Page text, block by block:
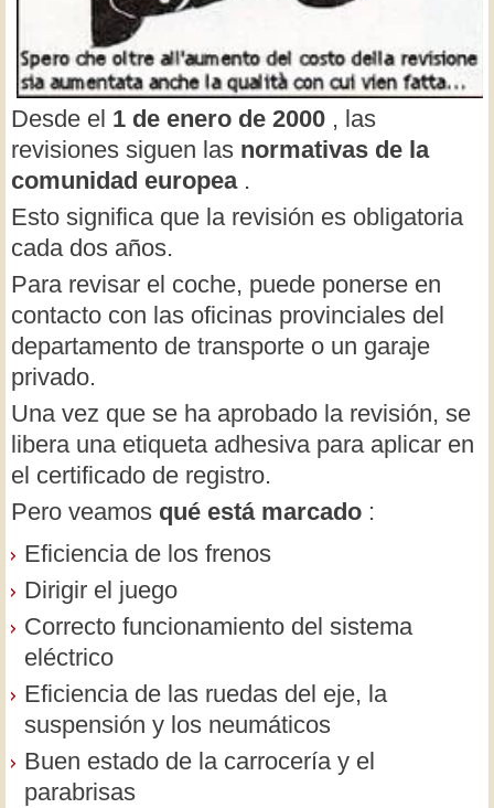
Desde el 1 de enero de 2000 , las
revisiones siguen las normativas de la
comunidad europea .
Esto significa que la revisión es obligatoria
cada dos años.
Para revisar el coche, puede ponerse en
contacto con las oficinas provinciales del
departamento de transporte o un garaje
privado.
Una vez que se ha aprobado la revisión, se
libera una etiqueta adhesiva para aplicar en
el certificado de registro.
Pero veamos qué está marcado :
Eficiencia de los frenos
Dirigir el juego
Correcto funcionamiento del sistema
eléctrico
Eficiencia de las ruedas del eje, la
suspensión y los neumáticos
Buen estado de la carrocería y el
parabrisas